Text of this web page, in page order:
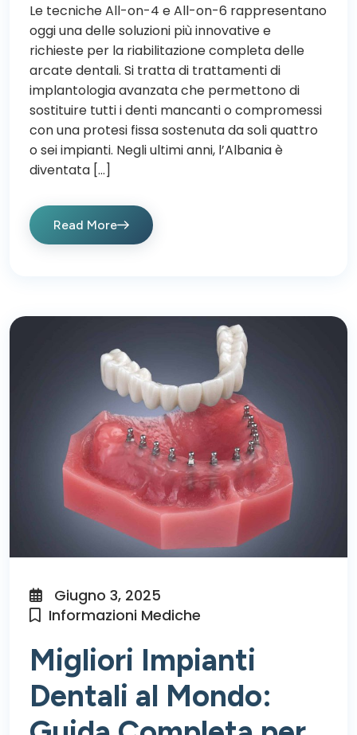
Le tecniche All-on-4 e All-on-6 rappresentano
oggi una delle soluzioni più innovative e
richieste per la riabilitazione completa delle
arcate dentali. Si tratta di trattamenti di
implantologia avanzata che permettono di
sostituire tutti i denti mancanti o compromessi
con una protesi fissa sostenuta da soli quattro
o sei impianti. Negli ultimi anni, l’Albania è
diventata […]
Read More
Giugno 3, 2025
Informazioni Mediche
Migliori Impianti
Dentali al Mondo: